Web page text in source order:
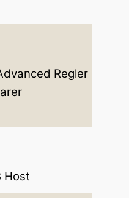
Regler
Host